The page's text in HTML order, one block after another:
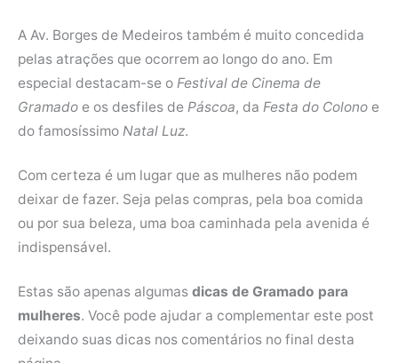
A Av. Borges de Medeiros também é muito concedida
pelas atrações que ocorrem ao longo do ano. Em
especial destacam-se o Festival de Cinema de
Gramado e os desfiles de Páscoa, da Festa do Colono e
do famosíssimo Natal Luz.
Com certeza é um lugar que as mulheres não podem
deixar de fazer. Seja pelas compras, pela boa comida
ou por sua beleza, uma boa caminhada pela avenida é
indispensável.
Estas são apenas algumas dicas de Gramado para
mulheres. Você pode ajudar a complementar este post
deixando suas dicas nos comentários no final desta